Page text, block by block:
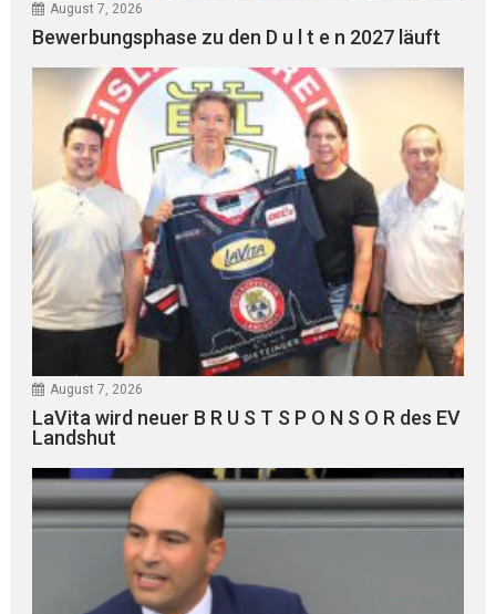
August 7, 2026
Bewerbungsphase zu den D u l t e n 2027 läuft
August 7, 2026
LaVita wird neuer B R U S T S P O N S O R des EV
Landshut